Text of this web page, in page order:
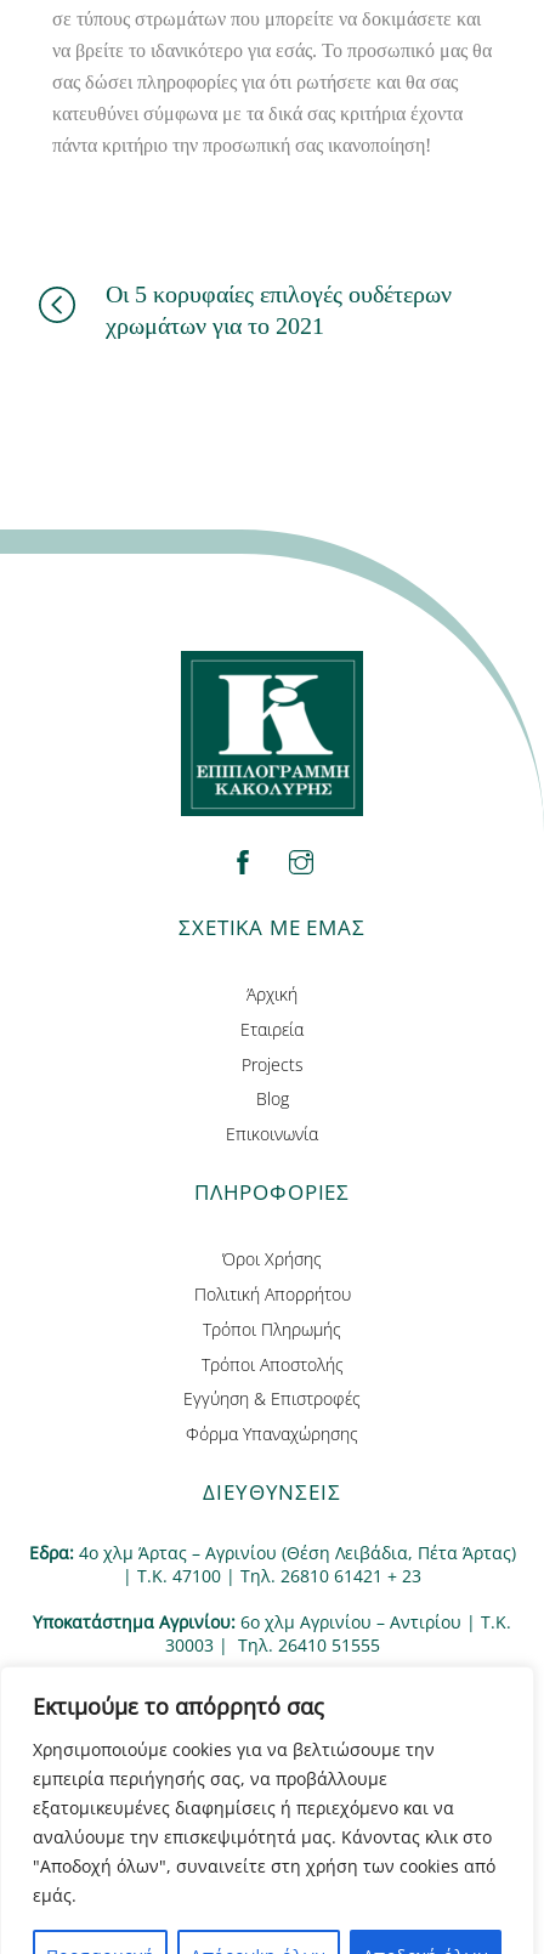
Εκτιμούμε το απόρρητό σας
Χρησιμοποιούμε cookies για να βελτιώσουμε την
εμπειρία περιήγησής σας, να προβάλλουμε
εξατομικευμένες διαφημίσεις ή περιεχόμενο και να
αναλύουμε την επισκεψιμότητά μας. Κάνοντας κλικ στο
"Αποδοχή όλων", συναινείτε στη χρήση των cookies από
εμάς.
σε τύπους στρωμάτων που μπορείτε να δοκιμάσετε και
να βρείτε το ιδανικότερο για εσάς. Το προσωπικό μας θα
σας δώσει πληροφορίες για ότι ρωτήσετε και θα σας
κατευθύνει σύμφωνα με τα δικά σας κριτήρια έχοντα
πάντα κριτήριο την προσωπική σας ικανοποίηση!
Οι 5 κορυφαίες επιλογές ουδέτερων
χρωμάτων για το 2021
facebookinstagram
ΣΧΕΤΙΚΑ ΜΕ ΕΜΑΣ
Άρχική
Εταιρεία
Projects
Blog
Επικοινωνία
ΠΛΗΡΟΦΟΡΊΕΣ
Όροι Χρήσης
Πολιτική Απορρήτου
Τρόποι Πληρωμής
Τρόποι Αποστολής
Εγγύηση & Επιστροφές
Φόρμα Υπαναχώρησης
ΔΙΕΥΘΥΝΣΕΙΣ
Εδρα: 4ο χλμ Άρτας – Αγρινίου (Θέση Λειβάδια, Πέτα Άρτας)
| Τ.Κ. 47100 | Τηλ. 26810 61421 + 23
Υποκατάστημα Αγρινίου: 6ο χλμ Αγρινίου – Αντιρίου | Τ.Κ.
30003 | Tηλ. 26410 51555
E-kakolyris